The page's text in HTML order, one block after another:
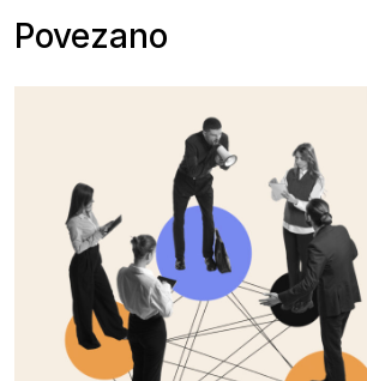
Povezano